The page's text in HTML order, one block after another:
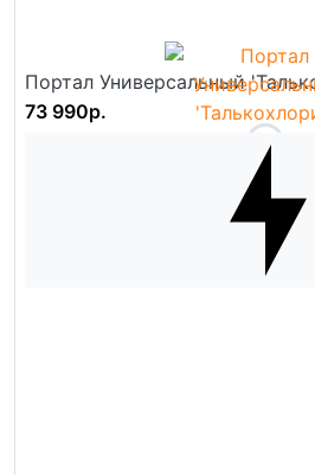
Портал Универсальный
73 990р.